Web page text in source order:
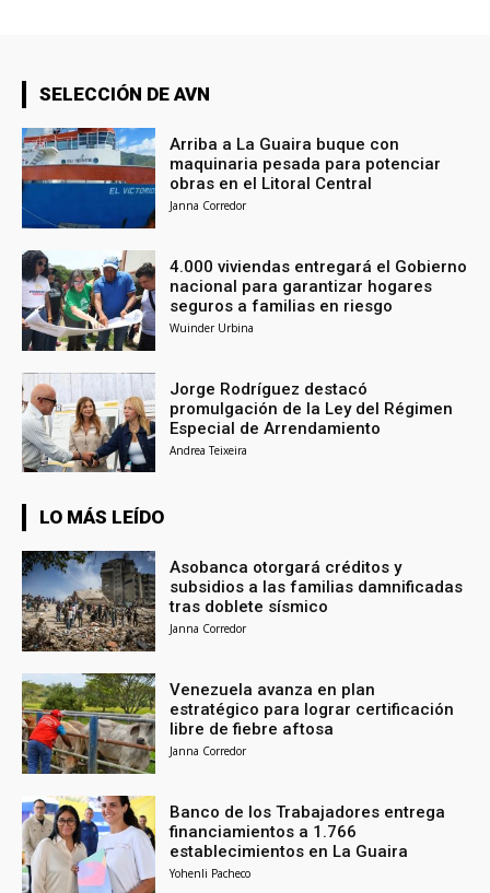
SELECCIÓN DE AVN
Arriba a La Guaira buque con
maquinaria pesada para potenciar
obras en el Litoral Central
Janna Corredor
4.000 viviendas entregará el Gobierno
nacional para garantizar hogares
seguros a familias en riesgo
Wuinder Urbina
Jorge Rodríguez destacó
promulgación de la Ley del Régimen
Especial de Arrendamiento
Andrea Teixeira
LO MÁS LEÍDO
Asobanca otorgará créditos y
subsidios a las familias damnificadas
tras doblete sísmico
Janna Corredor
Venezuela avanza en plan
estratégico para lograr certificación
libre de fiebre aftosa
Janna Corredor
Banco de los Trabajadores entrega
financiamientos a 1.766
establecimientos en La Guaira
Yohenli Pacheco